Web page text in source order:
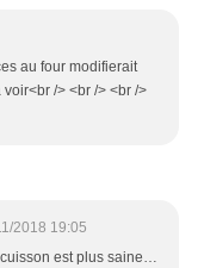
au four modifierait
/> <br /> <br />
2018 19:05
cuisson est plus saine…